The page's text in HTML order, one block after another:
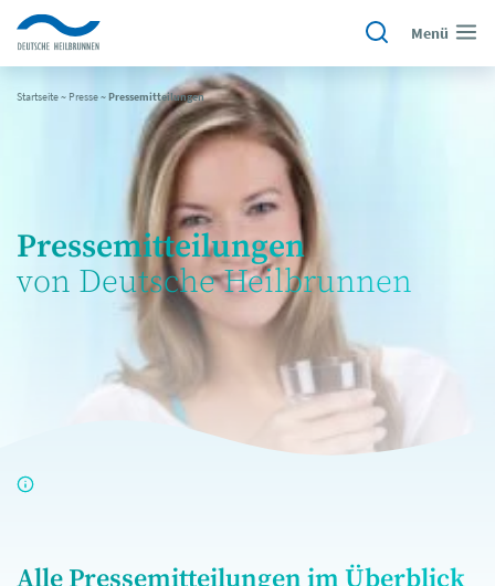
Menü
Startseite~ Presse~Pressemitteilungen
Pressemitteilungen
von Deutsche Heilbrunnen
Alle Pressemitteilungen im Überblick